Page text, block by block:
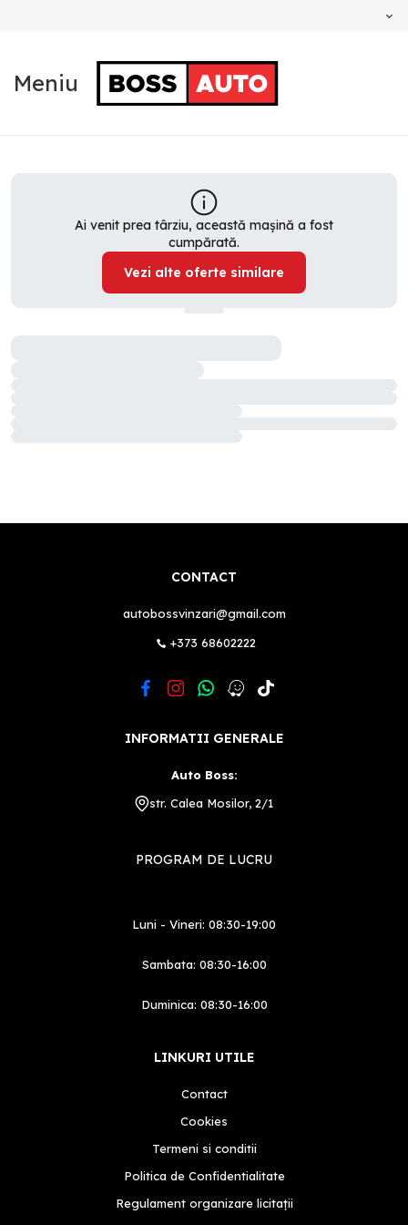
Meniu
Ai venit prea târziu, această mașină a fost
cumpărată.
Vezi alte oferte similare
CONTACT
autobossvinzari@gmail.com
+373 68602222
INFORMATII GENERALE
Auto Boss:
str. Calea Mosilor, 2/1
PROGRAM DE LUCRU
Luni - Vineri: 08:30-19:00
Sambata: 08:30-16:00
Duminica: 08:30-16:00
LINKURI UTILE
Contact
Cookies
Termeni si conditii
Politica de Confidentialitate
Regulament organizare licitații